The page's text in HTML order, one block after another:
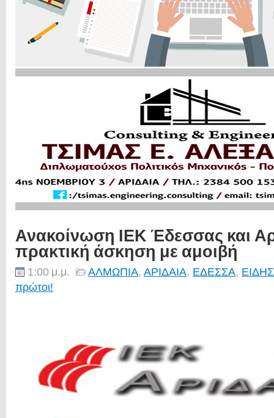
Ανακοίνωση ΙΕΚ Έδεσσας και
πρακτική άσκηση με αμοιβή
1:00 μ.μ. ΑΛΜΩΠΙΑ, ΑΡΙΔΑΙΑ, ΕΔΕΣΣΑ,
πρώτοι!